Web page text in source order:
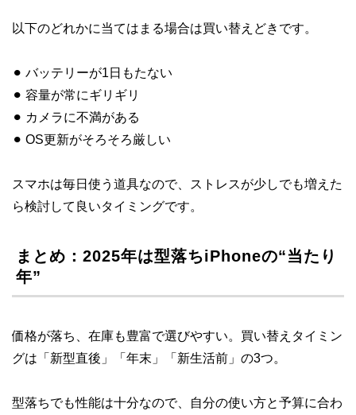
以下のどれかに当てはまる場合は買い替えどきです。
⚫︎ バッテリーが1日もたない
⚫︎ 容量が常にギリギリ
⚫︎ カメラに不満がある
⚫︎ OS更新がそろそろ厳しい
スマホは毎日使う道具なので、ストレスが少しでも増えた
ら検討して良いタイミングです。
まとめ：2025年は型落ちiPhoneの“当たり
年”
価格が落ち、在庫も豊富で選びやすい。買い替えタイミン
グは「新型直後」「年末」「新生活前」の3つ。
型落ちでも性能は十分なので、自分の使い方と予算に合わ